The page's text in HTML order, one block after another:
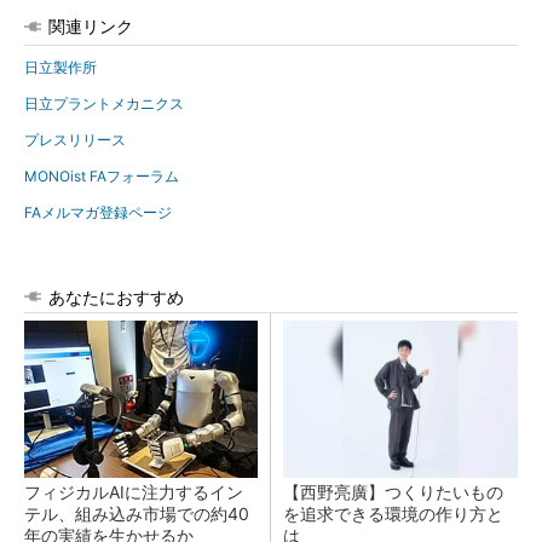
関連リンク
日立製作所
日立プラントメカニクス
プレスリリース
MONOist FAフォーラム
FAメルマガ登録ページ
あなたにおすすめ
フィジカルAIに注力するイン
テル、組み込み市場での約40
年の実績を生かせるか
【西野亮廣】つくりたいもの
を追求できる環境の作り方と
は